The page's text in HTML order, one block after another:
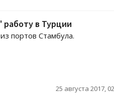
в Турции
портов Стамбула.
25 августа 2017,